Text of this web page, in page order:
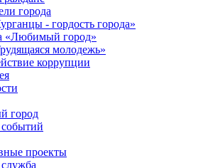
города
- гордость города»
«Любимый город»
молодежь»
коррупции
город
проекты